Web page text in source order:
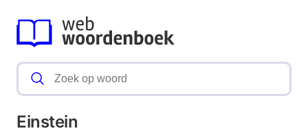
Einstein